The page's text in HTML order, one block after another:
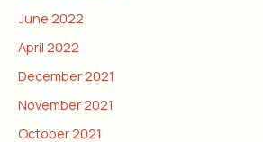
June 2022
April 2022
December 2021
November 2021
October 2021